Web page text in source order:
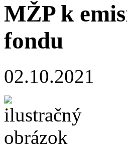
MŽP k
fondu
02.10.2021